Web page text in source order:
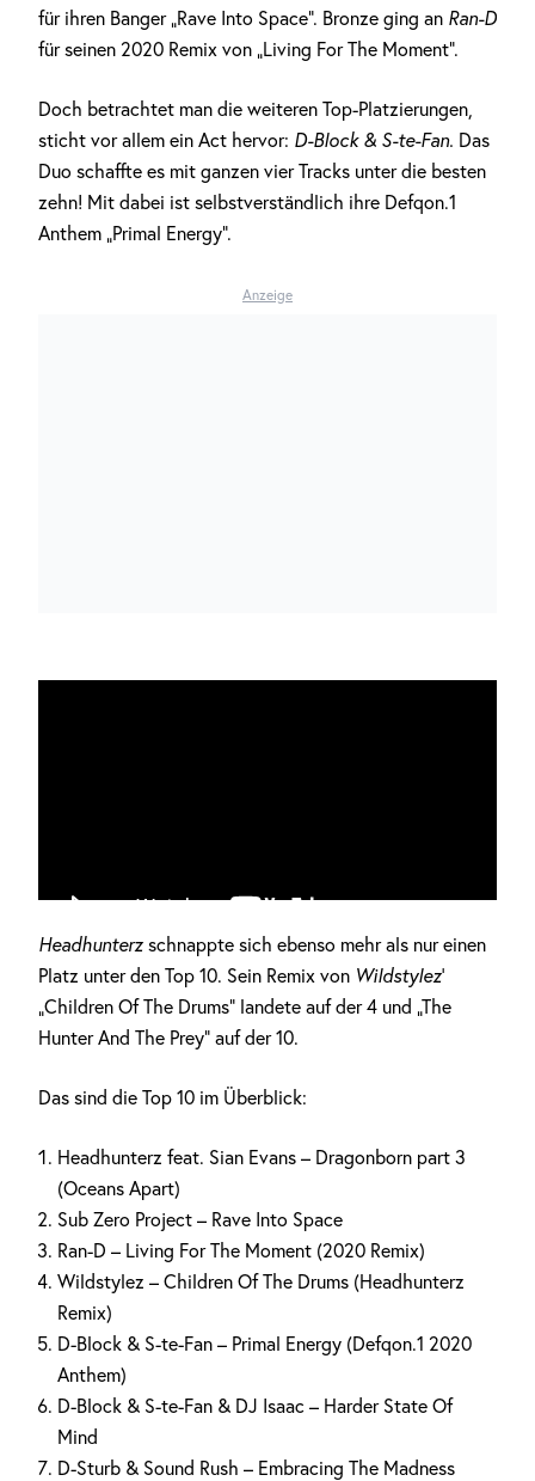
für ihren Banger „Rave Into Space“. Bronze ging an Ran-D
für seinen 2020 Remix von „Living For The Moment“.
Doch betrachtet man die weiteren Top-Platzierungen,
sticht vor allem ein Act hervor: D-Block & S-te-Fan. Das
Duo schaffte es mit ganzen vier Tracks unter die besten
zehn! Mit dabei ist selbstverständlich ihre Defqon.1
Anthem „Primal Energy“.
Anzeige
Headhunterz schnappte sich ebenso mehr als nur einen
Platz unter den Top 10. Sein Remix von Wildstylez’
„Children Of The Drums“ landete auf der 4 und „The
Hunter And The Prey“ auf der 10.
Das sind die Top 10 im Überblick:
Headhunterz feat. Sian Evans – Dragonborn part 3
(Oceans Apart)
Sub Zero Project – Rave Into Space
Ran-D – Living For The Moment (2020 Remix)
Wildstylez – Children Of The Drums (Headhunterz
Remix)
D-Block & S-te-Fan – Primal Energy (Defqon.1 2020
Anthem)
D-Block & S-te-Fan & DJ Isaac – Harder State Of
Mind
D-Sturb & Sound Rush – Embracing The Madness